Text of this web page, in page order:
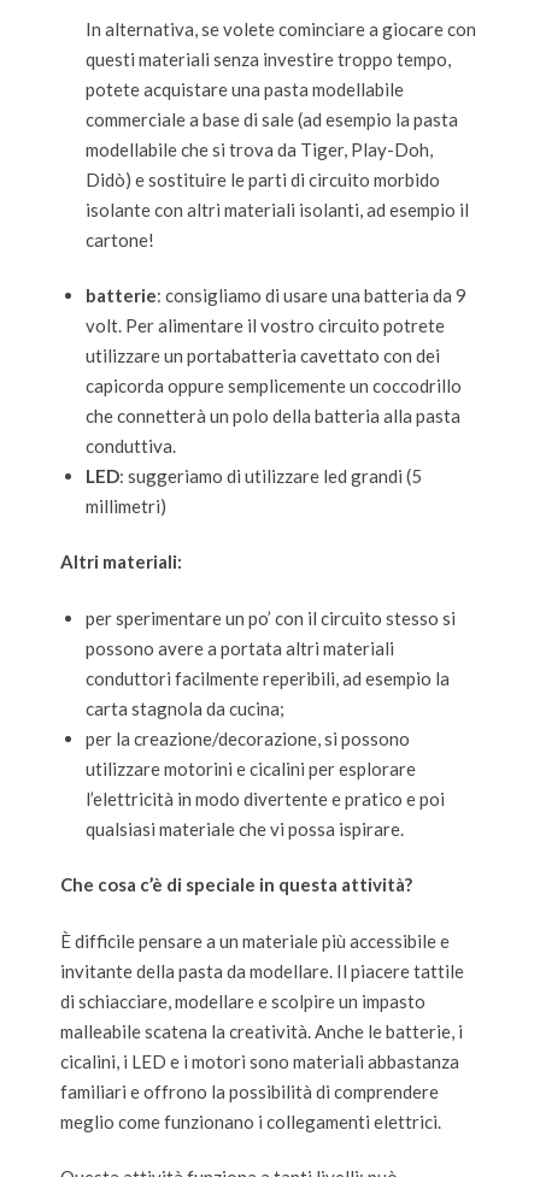
In alternativa, se volete cominciare a giocare con
questi materiali senza investire troppo tempo,
potete acquistare una pasta modellabile
commerciale a base di sale (ad esempio la pasta
modellabile che si trova da Tiger, Play-Doh,
Didò) e sostituire le parti di circuito morbido
isolante con altri materiali isolanti, ad esempio il
cartone!
batterie: consigliamo di usare una batteria da 9
volt. Per alimentare il vostro circuito potrete
utilizzare un portabatteria cavettato con dei
capicorda oppure semplicemente un coccodrillo
che connetterà un polo della batteria alla pasta
conduttiva.
LED: suggeriamo di utilizzare led grandi (5
millimetri)
Altri materiali:
per sperimentare un po’ con il circuito stesso si
possono avere a portata altri materiali
conduttori facilmente reperibili, ad esempio la
carta stagnola da cucina;
per la creazione/decorazione, si possono
utilizzare motorini e cicalini per esplorare
l’elettricità in modo divertente e pratico e poi
qualsiasi materiale che vi possa ispirare.
Che cosa c’è di speciale in questa attività?
È difficile pensare a un materiale più accessibile e
invitante della pasta da modellare. Il piacere tattile
di schiacciare, modellare e scolpire un impasto
malleabile scatena la creatività. Anche le batterie, i
cicalini, i LED e i motori sono materiali abbastanza
familiari e offrono la possibilità di comprendere
meglio come funzionano i collegamenti elettrici.